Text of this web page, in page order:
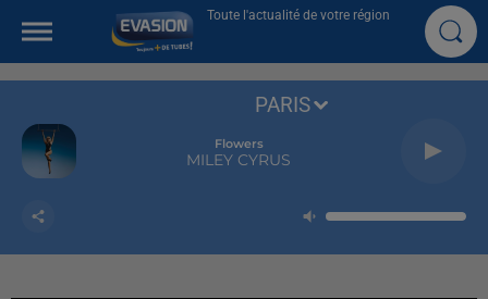
Toute l'actualité de votre région
Flowers
MILEY CYRUS
PARIS